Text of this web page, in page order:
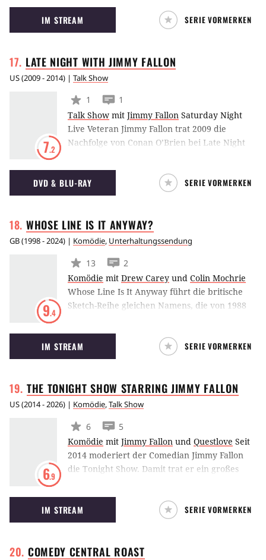
Regierungsvertreter zu Themen wie
Verbrechen oder Drogen. Da er diesen Dingen
nicht unbedingt abgeneigt ist, bringt er seine
zumindest aus dem Tritt.
IM STREAM SERIE VORMERKEN
LATE NIGHT WITH JIMMY FALLON
US(2009 - 2014) | Talk Show
7.2
1
1
Talk Show mit Jimmy Fallon Saturday Night
Live Veteran Jimmy Fallon trat 2009 die
Nachfolge von Conan O’Brien bei Late Night
DVD & BLU-RAY SERIE VORMERKEN
WHOSE LINE IS IT ANYWAY?
GB(1998 - 2024) | Komödie, Unterhaltungssendung
9.4
13
2
Komödie mit Drew Carey und Colin Mochrie
Whose Line Is It Anyway führt die britische
Sketch-Reihe gleichen Namens, die von 1988
machten wieder mit. In der Show müssen
berühmte Comedians auf der Bühne
improvisieren und Informationen, die sie
IM STREAM SERIE VORMERKEN
THE TONIGHT SHOW STARRING JIMMY FALLON
US(2014 - 2026) | Komödie,Talk Show
6.9
6
5
Komödie mit Jimmy Fallon und Questlove Seit
2014 moderiert der Comedian Jimmy Fallon
die Tonight Show. Damit trat er ein großes
wie Johnny Carson und Jay Leno Gastgeber
der Sendung.
IM STREAM SERIE VORMERKEN
COMEDY CENTRAL ROAST